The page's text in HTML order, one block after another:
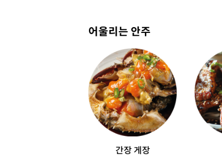
어울리는 안주
간장 게장